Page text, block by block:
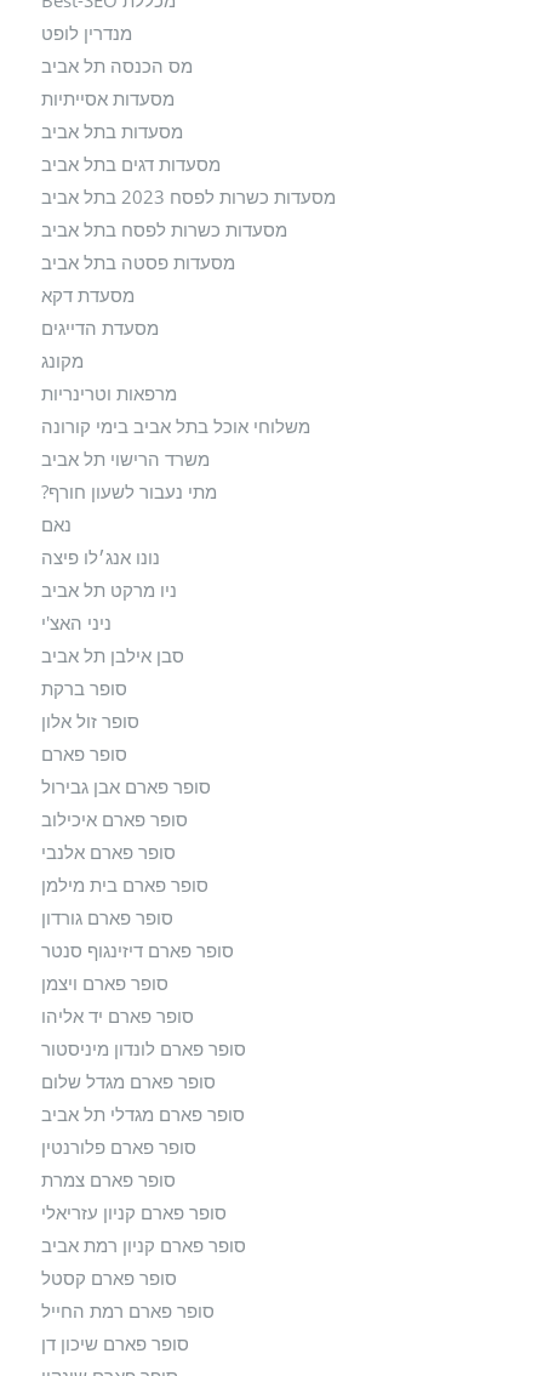
מנדרין לופט
מס הכנסה תל אביב
מסעדות אסייתיות
מסעדות בתל אביב
מסעדות דגים בתל אביב
מסעדות כשרות לפסח 2023 בתל אביב
מסעדות כשרות לפסח בתל אביב
מסעדות פסטה בתל אביב
מסעדת דקא
מסעדת הדייגים
מקונג
מרפאות וטרינריות
משלוחי אוכל בתל אביב בימי קורונה
משרד הרישוי תל אביב
מתי נעבור לשעון חורף?
נאם
נונו אנג׳לו פיצה
ניו מרקט תל אביב
ניני האצ'י
סבן אילבן תל אביב
סופר ברקת
סופר זול אלון
סופר פארם
סופר פארם אבן גבירול
סופר פארם איכילוב
סופר פארם אלנבי
סופר פארם בית מילמן
סופר פארם גורדון
סופר פארם דיזינגוף סנטר
סופר פארם ויצמן
סופר פארם יד אליהו
סופר פארם לונדון מיניסטור
סופר פארם מגדל שלום
סופר פארם מגדלי תל אביב
סופר פארם פלורנטין
סופר פארם צמרת
סופר פארם קניון עזריאלי
סופר פארם קניון רמת אביב
סופר פארם קסטל
סופר פארם רמת החייל
סופר פארם שיכון דן